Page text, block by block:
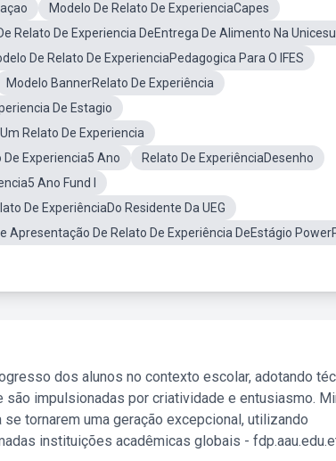
Modelo De Relato De ExperienciaCapes
Relato De Experiencia DeEntrega De Alimento Na
De Relato De ExperienciaPedagogica Para O IFES
Modelo BannerRelato De Experiência
De Estagio
Relato De Experiencia
De Experiencia5 Ano
Relato De ExperiênciaDesenho
Ano Fund I
De ExperiênciaDo Residente Da UEG
Apresentação De Relato De Experiência DeEstágio
dos alunos no contexto escolar, adotando
impulsionadas por criatividade e entusiasmo.
tornarem uma geração excepcional, utilizando
instituições acadêmicas globais -